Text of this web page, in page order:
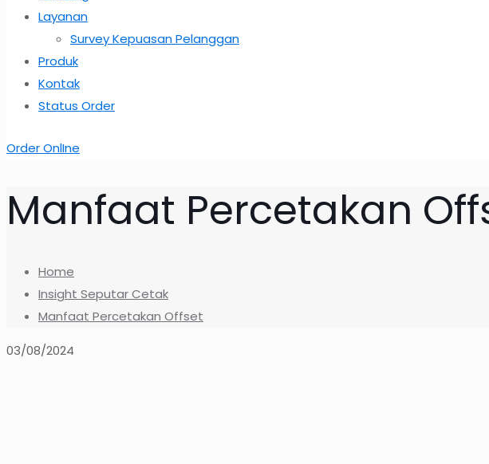
Layanan
Survey Kepuasan Pelanggan
Produk
Kontak
Status Order
Order OnlIne
Manfaat Percetakan
Home
Insight Seputar Cetak
Manfaat Percetakan Offset
03/08/2024